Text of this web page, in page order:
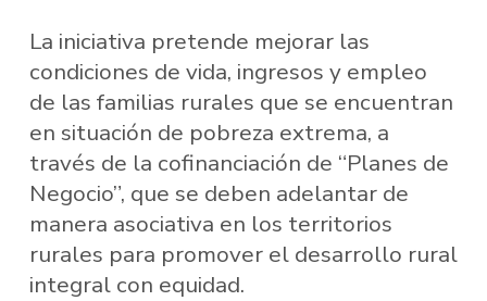
La iniciativa pretende mejorar las
condiciones de vida, ingresos y empleo
de las familias rurales que se encuentran
en situación de pobreza extrema, a
través de la cofinanciación de “Planes de
Negocio”, que se deben adelantar de
manera asociativa en los territorios
rurales para promover el desarrollo rural
integral con equidad.